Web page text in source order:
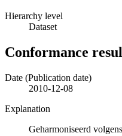
Hierarchy level
Dataset
Conformance
Date (Publication date)
2010-12-08
Explanation
Geharmoniseerd